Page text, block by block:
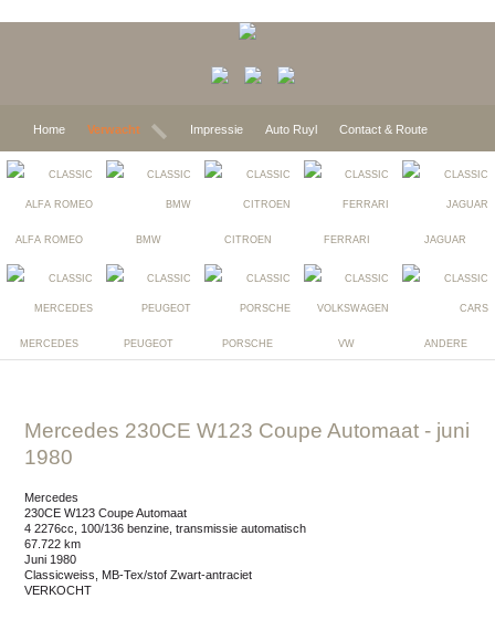
Home Verwacht Impressie Auto Ruyl Contact & Route
ALFA ROMEO BMW CITROEN FERRARI JAGUAR
MERCEDES PEUGEOT PORSCHE VW ANDERE
Mercedes 230CE W123 Coupe Automaat - juni
1980
Mercedes
230CE W123 Coupe Automaat
4 2276cc, 100/136 benzine, transmissie automatisch
67.722 km
juni 1980
Classicweiss, MB-Tex/stof Zwart-antraciet
VERKOCHT